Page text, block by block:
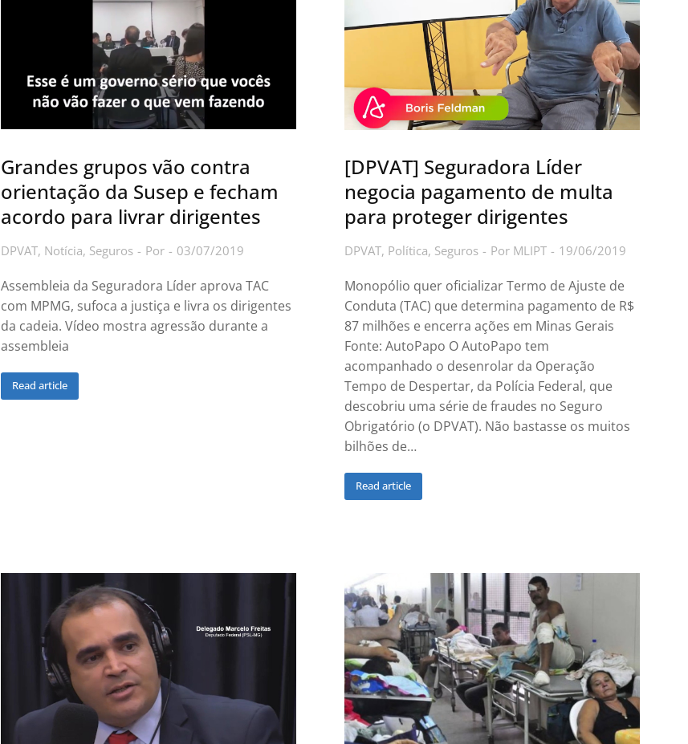
Grandes grupos vão contra
orientação da Susep e fecham
acordo para livrar dirigentes
DPVAT, Notícia, Seguros Por 03/07/2019
Assembleia da Seguradora Líder aprova TAC
com MPMG, sufoca a justiça e livra os dirigentes
da cadeia. Vídeo mostra agressão durante a
assembleia
Read article
[DPVAT] Seguradora Líder
negocia pagamento de multa
para proteger dirigentes
DPVAT, Política, Seguros Por MLIPT 19/06/2019
Monopólio quer oficializar Termo de Ajuste de
Conduta (TAC) que determina pagamento de R$
87 milhões e encerra ações em Minas Gerais
Fonte: AutoPapo O AutoPapo tem
acompanhado o desenrolar da Operação
Tempo de Despertar, da Polícia Federal, que
descobriu uma série de fraudes no Seguro
Obrigatório (o DPVAT). Não bastasse os muitos
bilhões de…
Read article